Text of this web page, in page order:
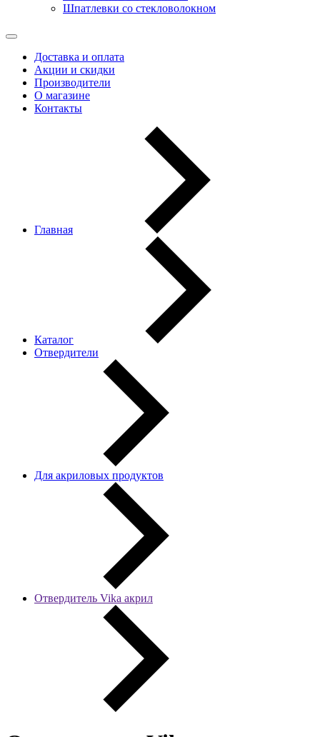
Шпатлевки со стекловолокном
Доставка и оплата
Акции и скидки
Производители
О магазине
Контакты
Главная
Каталог
Отвердители
Для акриловых продуктов
Отвердитель Vika акрил